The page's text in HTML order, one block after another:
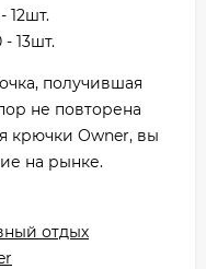
12шт.
13шт.
получившая
не повторена
крючки Owner, вы
на рынке.
отдых